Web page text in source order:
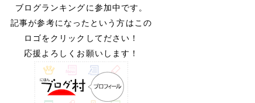
ブブログランキングに参加中です。
記事が参考になったという方はこの
ロゴをクリックしてださい！
応援よろしくお願いします！